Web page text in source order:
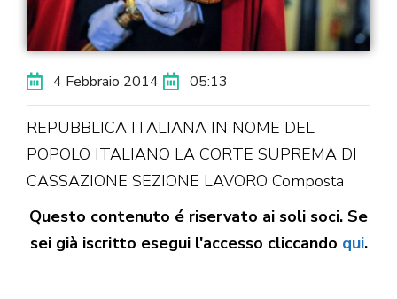
4 Febbraio 2014 05:13
REPUBBLICA ITALIANA IN NOME DEL
POPOLO ITALIANO LA CORTE SUPREMA DI
CASSAZIONE SEZIONE LAVORO Composta
Questo contenuto é riservato ai soli soci. Se
sei già iscritto esegui l'accesso cliccando qui.